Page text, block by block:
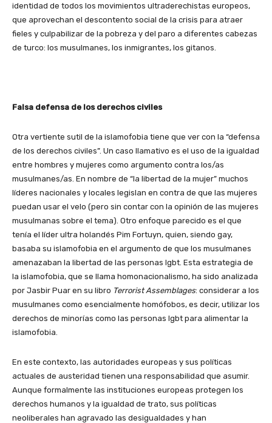
identidad de todos los movimientos ultraderechistas europeos,
que aprovechan el descontento social de la crisis para atraer
fieles y culpabilizar de la pobreza y del paro a diferentes cabezas
de turco: los musulmanes, los inmigrantes, los gitanos.
Falsa defensa de los derechos civiles
Otra vertiente sutil de la islamofobia tiene que ver con la “defensa
de los derechos civiles”. Un caso llamativo es el uso de la igualdad
entre hombres y mujeres como argumento contra los/as
musulmanes/as. En nombre de “la libertad de la mujer” muchos
líderes nacionales y locales legislan en contra de que las mujeres
puedan usar el velo (pero sin contar con la opinión de las mujeres
musulmanas sobre el tema). Otro enfoque parecido es el que
tenía el líder ultra holandés Pim Fortuyn, quien, siendo gay,
basaba su islamofobia en el argumento de que los musulmanes
amenazaban la libertad de las personas lgbt. Esta estrategia de
la islamofobia, que se llama homonacionalismo, ha sido analizada
por Jasbir Puar en su libro Terrorist Assemblages: considerar a los
musulmanes como esencialmente homófobos, es decir, utilizar los
derechos de minorías como las personas lgbt para alimentar la
islamofobia.
En este contexto, las autoridades europeas y sus políticas
actuales de austeridad tienen una responsabilidad que asumir.
Aunque formalmente las instituciones europeas protegen los
derechos humanos y la igualdad de trato, sus políticas
neoliberales han agravado las desigualdades y han